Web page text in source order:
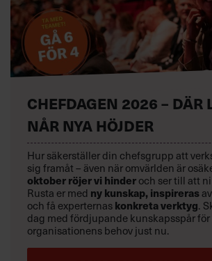
CHEFDAGEN 2026 – DÄR
NÅR NYA HÖJDER
Hur säkerställer din chefsgrupp att
sig framåt – även när omvärlden är
oktoberröjer vi hinder och ser till att ni
Rusta er med ny kunskap, inspireras
och få experternas konkreta verktyg.
dag med fördjupande kunskapsspår
organisationens behov just nu.